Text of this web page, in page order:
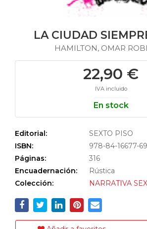
LA CIUDAD
HAMILTON, OMAR
22,90 €
IVA incluido
En stock
Editorial:
SEXTO PISO
ISBN:
978-84-16677-
Páginas:
316
Encuadernación:
Rústica
Colección:
NARRATIVA